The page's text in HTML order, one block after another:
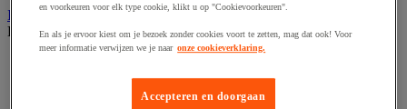
Industrieel reinigen
Bekijk de hele productgroep
Industriële poetsrollen
Nonwoven en textiel doeken
en voorkeuren voor elk type cookie, klikt u op "Cookievoorkeuren".
En als je ervoor kiest om je bezoek zonder cookies voort te zetten, mag dat ook! Voor
meer informatie verwijzen we je naar onze cookieverklaring.
Accepteren en doorgaan